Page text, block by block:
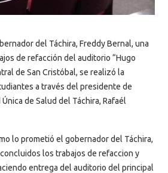
del Táchira, Freddy Bernal, una
de refacción del auditorio “Hugo
de San Cristóbal, se realizó la
a través del presidente de
de Salud del Táchira, Rafaél
lo prometió el gobernador del Táchira,
los trabajos de refaccion y
entrega del auditorio del principal